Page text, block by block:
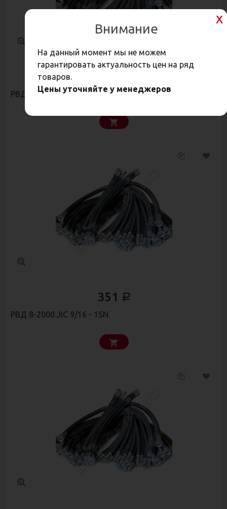
РВД 20-1500 DKOS 30x2/DKOS 36x2 - 4SH
351 Р
РВД 8-2000 JIC 9/16 - 1SN
Внимание
На данный момент мы не можем
гарантировать актуальность цен на ряд
товаров.
Цены уточняйте у менеджеров